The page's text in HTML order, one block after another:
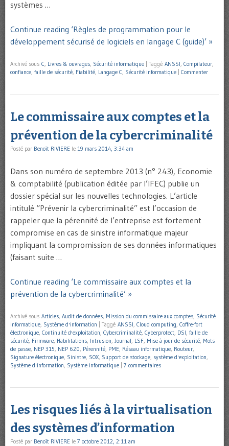
systèmes …
Continue reading ‘Règles de programmation pour le
développement sécurisé de logiciels en langage C (guide)’ »
Archivé sous C, Livres & ouvrages, Sécurité informatique Taggé ANSSI, Compilateur,
confiance, faille de sécurité, Fiabilité, Langage C, Sécurité informatique Commenter
Le commissaire aux comptes et la
prévention de la cybercriminalité
Posté par Benoît RIVIERE le 19 mars 2014, 3:34 am
Dans son numéro de septembre 2013 (n° 243), Economie
& comptabilité (publication éditée par l’IFEC) publie un
dossier spécial sur les nouvelles technologies. L’article
intitulé “Prévenir la cybercriminalité” est l’occasion de
rappeler que la pérennité de l’entreprise est fortement
compromise en cas de sinistre informatique majeur
impliquant la compromission de ses données informatiques
(faisant suite …
Continue reading ‘Le commissaire aux comptes et la
prévention de la cybercriminalité’ »
Archivé sous Articles Audit de données Mission du commissaire aux comptes Sécurité
informatique Système d'information Taggé ANSSI Cloud computing Coffre-fort
électronique Continuité d'exploitation Cybercriminalité Cyberprotect DSI faille de
sécurité Firmware Habilitations Intrusion Journal LSF Mise à jour de sécurité Mots
de passe NEP 315 NEP 620 Pérennité PME Réseau informatique Routeur
Signature électronique Sinistre SOX Support de stockage système d'exploitation
Système d'information Système informatique 7 commentaires
Les risques liés à la virtualisation
des systèmes d’information
Posté par Benoît RIVIERE le 7 octobre 2012, 2:11 am